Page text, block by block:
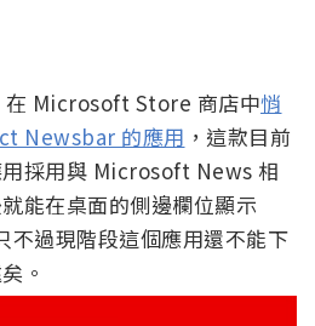
Microsoft Store 商店中悄
Newsbar 的應用 ，這款目前
採用與 Microsoft News 相
能在桌面的側邊欄位顯示
不過現階段這個應用還不能下
。